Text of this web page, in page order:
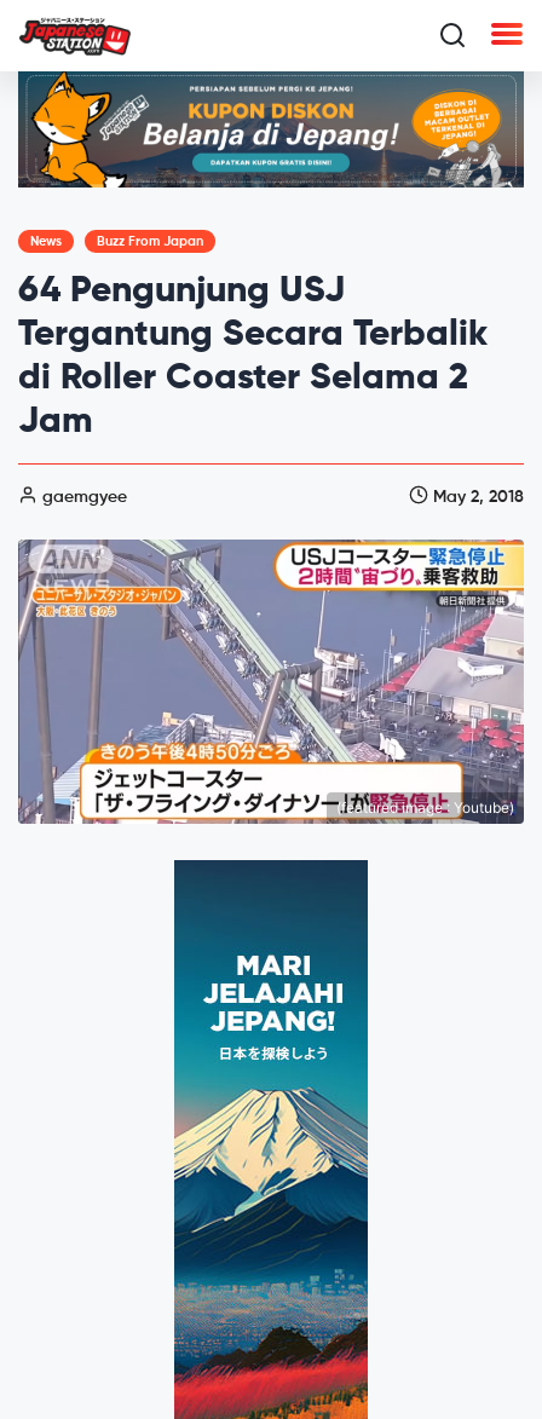
News Buzz From Japan
64 Pengunjung USJ
Tergantung Secara Terbalik
di Roller Coaster Selama 2
Jam
gaemgyee May 2, 2018
(featured image : Youtube)